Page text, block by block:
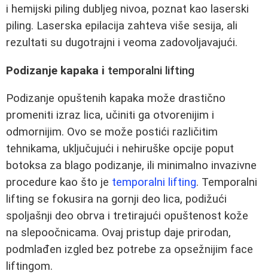
i hemijski piling dubljeg nivoa, poznat kao laserski
piling. Laserska epilacija zahteva više sesija, ali
rezultati su dugotrajni i veoma zadovoljavajući.
Podizanje kapaka i temporalni lifting
Podizanje opuštenih kapaka može drastično
promeniti izraz lica, učiniti ga otvorenijim i
odmornijim. Ovo se može postići različitim
tehnikama, uključujući i nehiruške opcije poput
botoksa za blago podizanje, ili minimalno invazivne
procedure kao što je temporalni lifting. Temporalni
lifting se fokusira na gornji deo lica, podižući
spoljašnji deo obrva i tretirajući opuštenost kože
na slepoočnicama. Ovaj pristup daje prirodan,
podmlađen izgled bez potrebe za opsežnijim face
liftingom.